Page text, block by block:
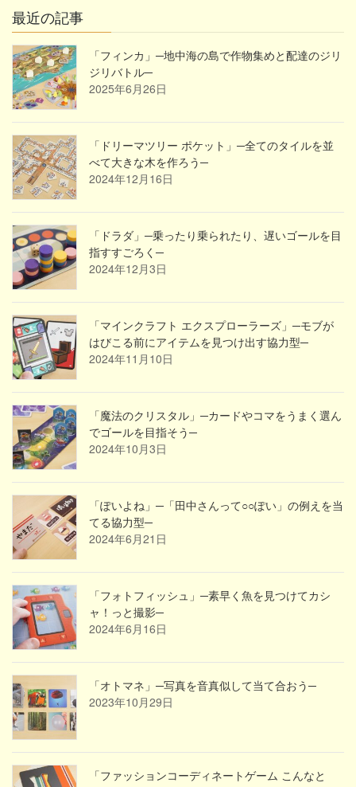
最近の記事
「フィンカ」─地中海の島で作物集めと配達のジリ
ジリバトル─
2025年6月26日
「ドリーマツリー ポケット」─全てのタイルを並
べて大きな木を作ろう─
2024年12月16日
「ドラダ」─乗ったり乗られたり、遅いゴールを目
指すすごろく─
2024年12月3日
「マインクラフト エクスプローラーズ」─モブが
はびこる前にアイテムを見つけ出す協力型─
2024年11月10日
「魔法のクリスタル」─カードやコマをうまく選ん
でゴールを目指そう─
2024年10月3日
「ぽいよね」─「田中さんって○○ぽい」の例えを当
てる協力型─
2024年6月21日
「フォトフィッシュ」─素早く魚を見つけてカシ
ャ！っと撮影─
2024年6月16日
「オトマネ」─写真を音真似して当て合おう─
2023年10月29日
「ファッションコーディネートゲーム こんなと